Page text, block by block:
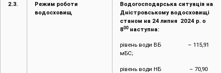
2.3.
Режим роботи
водосховищ
Водогосподарська ситуація на
Дністровському водосховищі
станом на 24 липня 2024 р. о
800 наступна:
рівень води ВБ – 115,91
мБС;
рівень води НБ – 70,90